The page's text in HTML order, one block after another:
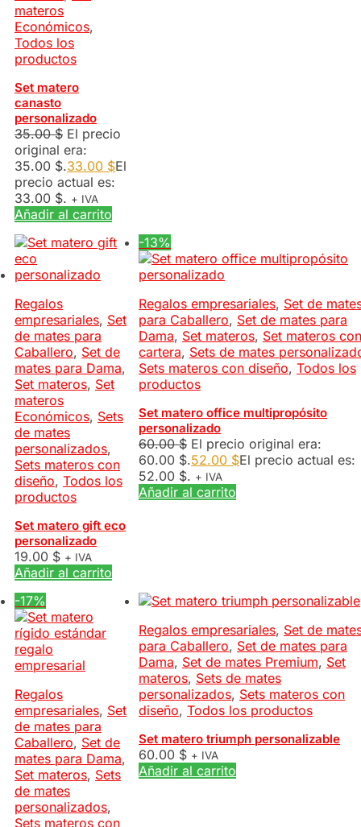
materos
Económicos,
Todos los
productos
Set matero
canasto
personalizado
35.00$ El precio
original era:
35.00 $.33.00 $El
precio actual es:
33.00 $. + IVA
Añadir al carrito
Regalos
empresariales, Set
de mates para
Caballero, Set de
mates para Dama,
Set materos, Set
materos
Económicos, Sets
de mates
personalizados,
Sets materos con
diseño, Todos los
productos
Set matero gift eco
personalizado
19.00 $ + IVA
Añadir al carrito
-13%
Regalos empresariales, Set de
para Caballero, Set de mates para
Dama, Set materos, Set materos con
cartera, Sets de mates
Sets materos con diseño, Todos los
productos
Set matero office multipropósito
personalizado
60.00$ El precio original era:
60.00 $.52.00 $El precio actual es:
52.00 $. + IVA
Añadir al carrito
-17%
Regalos
empresariales, Set
de mates para
Caballero, Set de
mates para Dama,
Set materos, Sets
de mates
personalizados,
Sets materos con
Regalos empresariales, Set de
para Caballero, Set de mates para
Dama, Set de mates Premium, Set
materos, Sets de mates
personalizados, Sets materos con
diseño, Todos los productos
Set matero triumph personalizable
60.00 $ + IVA
Añadir al carrito